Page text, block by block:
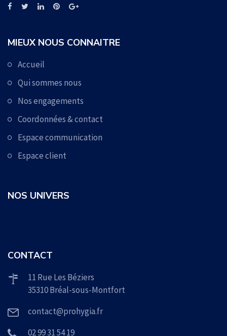
MIEUX NOUS CONNAITRE
Accueil
Qui sommes nous
Nos engagements
Coordonnées & contact
Espace communication
Espace client
NOS UNIVERS
CONTACT
11 Rue Les Béziers
35310 Bréal-sous-Montfort
contact@prohygia.fr
02 99 31 54 19